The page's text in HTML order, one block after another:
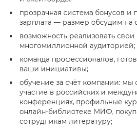
прозрачная система бонусов и
зарплата — размер обсудим на
возможность реализовать
многомиллионной аудиторией;
команда профессионалов,
ваши инициативы;
обучение за счёт компании: мы
участие в российских и
конференциях, профильные
онлайн-библиотеке МИФ,
сотрудникам литературу;